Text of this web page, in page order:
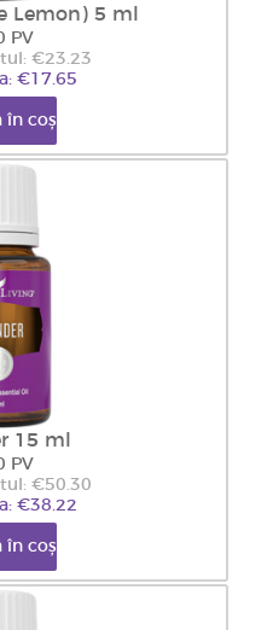
Lemon) 5 ml
PV
€23.23
€17.65
în coș
15 ml
PV
€50.30
€38.22
în coș